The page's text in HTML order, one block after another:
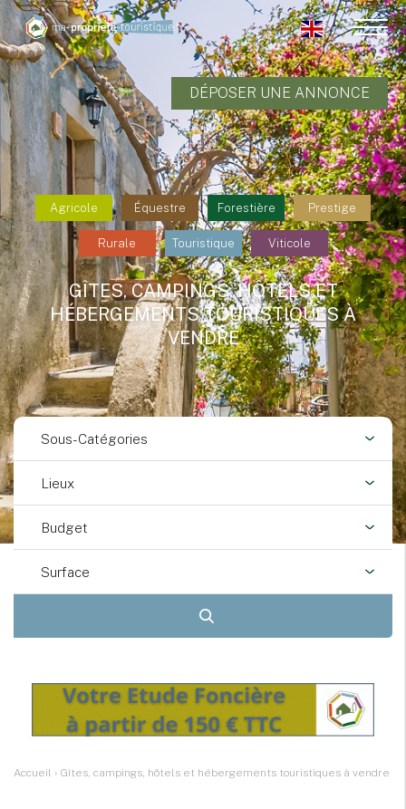
DÉPOSER UNE ANNONCE
Agricole Équestre Forestière Prestige
Rurale Touristique Viticole
GÎTES, CAMPINGS, HÔTELS ET
HÉBERGEMENTS TOURISTIQUES À
VENDRE
Sous-Catégories
Lieux
Budget
Surface
Accueil › Gîtes, campings, hôtels et hébergements touristiques à vendre